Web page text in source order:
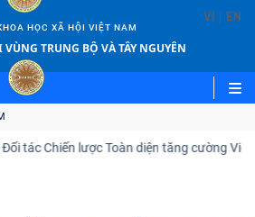
HỌC XÃ HỘI VIỆT NAM
TRUNG BỘ VÀ TÂY NGUYÊN
VI | EN
lược Toàn diện tăng cường Việt Nam –